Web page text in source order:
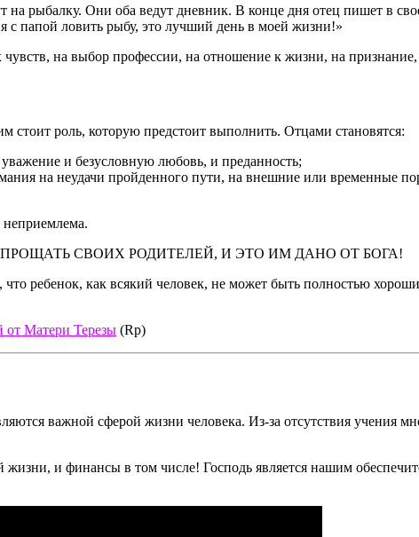
рыбалку. Они оба ведут дневник. В конце дня отец пишет в
папой ловить рыбу, это лучший день в моей жизни!»
на выбор профессии, на отношение к жизни, на
стоит роль, которую предстоит выполнить. Отцами становятся:
и безусловную любовь, и преданность;
на неудачи пройденного пути, на внешние или временные
неприемлема.
СВОИХ РОДИТЕЛЕЙ, И ЭТО ИМ ДАНО ОТ БОГА!
ребенок, как всякий человек, не может быть полностью
от Матери Терезы (Rp)
важной сферой жизни человека. Из-за отсутствия учения
и финансы в том числе! Господь является нашим